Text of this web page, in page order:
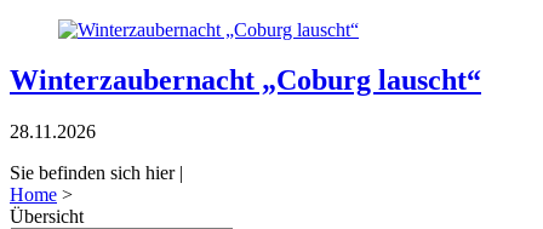
Winterzaubernacht „Coburg lauscht“
28.11.2026
Sie befinden sich hier |
Home >
Übersicht